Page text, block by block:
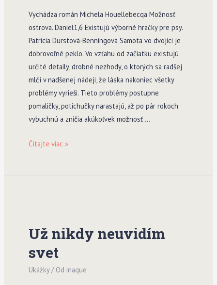
Vychádza román Michela Houellebecqa Možnosť
ostrova. Daniel1,6 Existujú výborné hračky pre psy.
Patricia Dürstová­‑Benningová Samota vo dvojici je
dobrovoľné peklo. Vo vzťahu od začiatku existujú
určité detaily, drobné nezhody, o ktorých sa radšej
mlčí v nadšenej nádeji, že láska nakoniec všetky
problémy vyrieši. Tieto problémy postupne
pomaličky, potichučky narastajú, až po pár rokoch
vybuchnú a zničia akúkoľvek možnosť …
Možnosť
Čítajte viac »
Už nikdy neuvidím
svet
Ukážky/ Od inaque